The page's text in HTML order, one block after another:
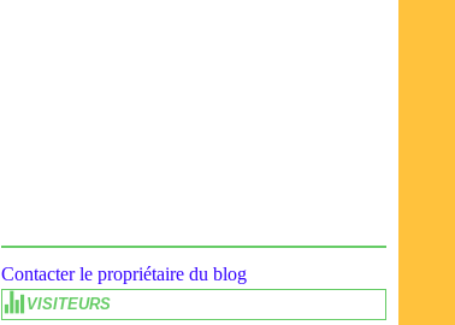
Contacter le propriétaire du blog
VISITEURS